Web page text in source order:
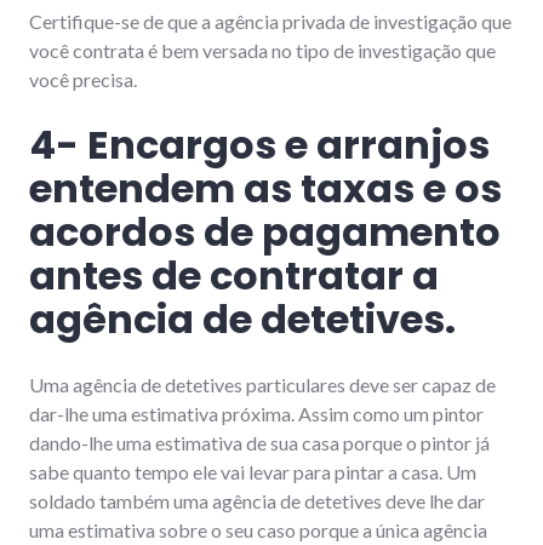
Certifique-se de que a agência privada de investigação que
você contrata é bem versada no tipo de investigação que
você precisa.
4- Encargos e arranjos
entendem as taxas e os
acordos de pagamento
antes de contratar a
agência de detetives.
Uma agência de detetives particulares deve ser capaz de
dar-lhe uma estimativa próxima. Assim como um pintor
dando-lhe uma estimativa de sua casa porque o pintor já
sabe quanto tempo ele vai levar para pintar a casa. Um
soldado também uma agência de detetives deve lhe dar
uma estimativa sobre o seu caso porque a única agência